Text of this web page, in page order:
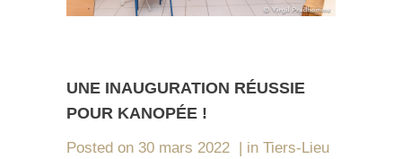
UNE INAUGURATION RÉUSSIE
POUR KANOPÉE !
Posted on 30 mars 2022 in Tiers-Lieu